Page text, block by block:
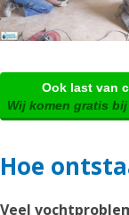
Ook last van
Wij komen gratis
Hoe
Veel